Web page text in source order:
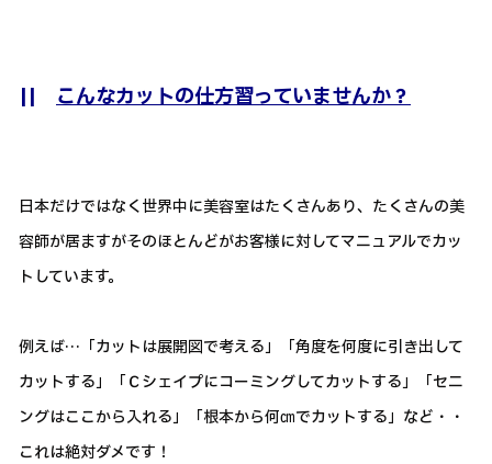
|| こんなカットの仕方習っていませんか？
日本だけではなく世界中に美容室はたくさんあり、たくさんの美
容師が居ますがそのほとんどがお客様に対してマニュアルでカッ
トしています。
例えば…「カットは展開図で考える」「角度を何度に引き出して
カットする」「Ｃシェイプにコーミングしてカットする」「セニ
ングはここから入れる」「根本から何㎝でカットする」など・・
これは絶対ダメです！